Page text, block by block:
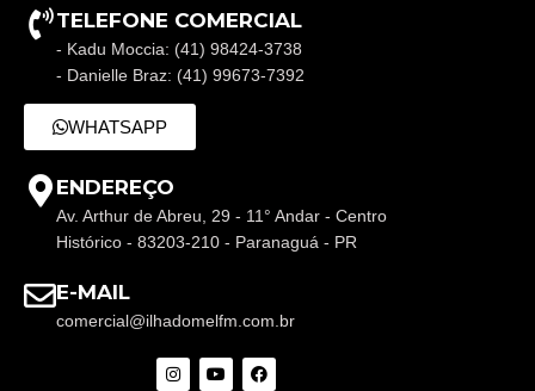
TELEFONE COMERCIAL
- Kadu Moccia: (41) 98424-3738
- Danielle Braz: (41) 99673-7392
WHATSAPP
ENDEREÇO
Av. Arthur de Abreu, 29 - 11° Andar - Centro
Histórico - 83203-210 - Paranaguá - PR
E-MAIL
comercial@ilhadomelfm.com.br